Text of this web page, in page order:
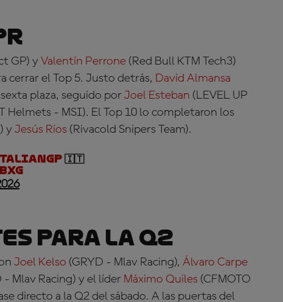
GP) y Valentín Perrone (Red Bull KTM Tech3)
cerrar el Top 5. Justo detrás, David Almansa
plaza, seguido porJoel Esteban (LEVEL UP
Helmets - MSI). El Top 10 lo completaron los
y Jesús Ríos (Rivacold Snipers Team).
🇮🇹
para la Q2
Joel Kelso (GRYD - Mlav Racing), Álvaro Carpe
- Mlav Racing) y el líder Máximo Quiles (CFMOTO
directo a la Q2 del sábado. A las puertas del